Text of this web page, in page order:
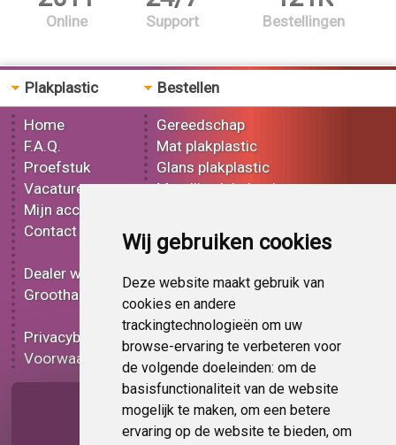
Wij gebruiken cookies
Deze website maakt gebruik van
cookies en andere
trackingtechnologieën om uw
browse-ervaring te verbeteren voor
de volgende doeleinden: om de
basisfunctionaliteit van de website
mogelijk te maken, om een betere
ervaring op de website te bieden, om
Online Support Bestellingen
Plakplastic
Home
F.A.Q.
Proefstuk
Vacatures
Mijn account
Contact
Dealer worden
Groothandel
Privacybeleid
Voorwaarden
Bestellen
Gereedschap
Mat plakplastic
Glans plakplastic
Metallic plakplastic
Effect plakplastic
Bedrukt plakplastic
Carbon plakplastic
Lampen folie
Functionele folie
Plakplastic korting
Op bestelling
Pagina delen